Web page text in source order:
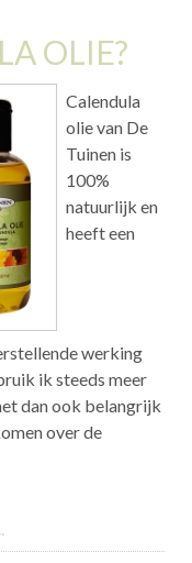
OLIE?
Calendula
olie van De
Tuinen is
100%
natuurlijk en
heeft een
werking
ik steeds meer
dan ook belangrijk
over de